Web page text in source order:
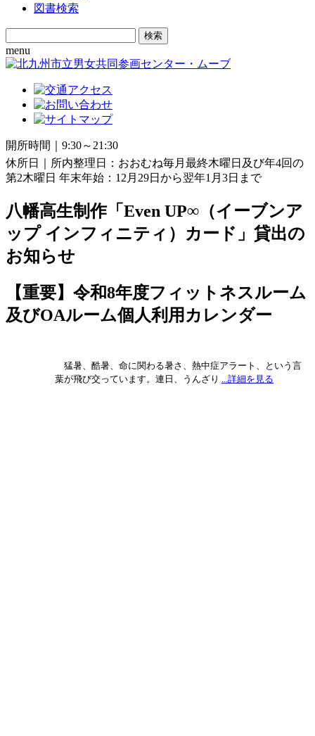
図書検索
Search
for:
menu
開所時間｜9:30～21:30
休所日｜所内整理日：おおむね毎月最終木曜日及び年4回の
第2木曜日 年末年始：12月29日から翌年1月3日まで
八幡高生制作「Even UP∞（イーブンア
ップ インフィニティ）カード」貸出の
お知らせ
【重要】令和8年度フィットネスルーム
及びOAルーム個人利用カレンダー
猛暑、酷暑、命に関わる暑さ、熱中症アラート、という言
葉が飛び交っています。連日、うんざり
...詳細を見る